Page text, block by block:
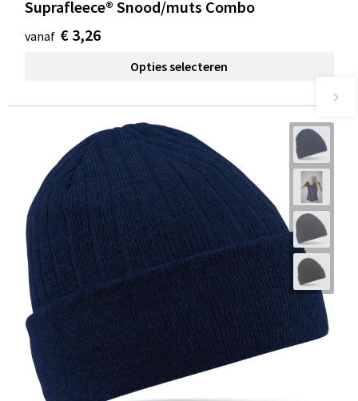
Suprafleece® Snood/muts Combo
vanaf € 3,26
Opties selecteren